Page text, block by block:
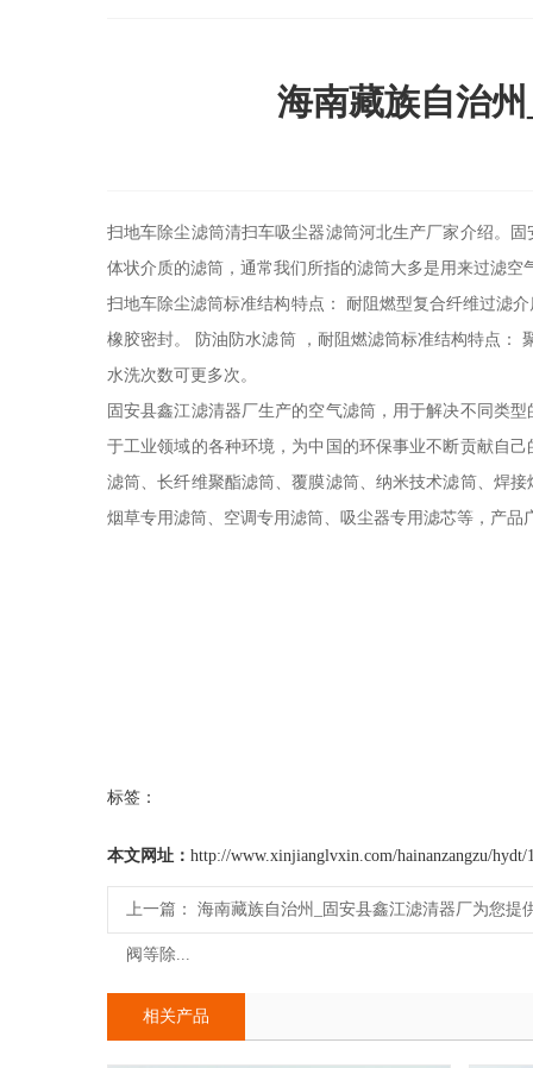
海南藏族自治
扫地车除尘滤筒清扫车吸尘器滤筒河北生产厂家介绍。
体状介质的滤筒，通常我们所指的滤筒大多是用来过滤
扫地车除尘滤筒标准结构特点： 耐阻燃型复合纤维过滤
橡胶密封。 防油防水滤筒 ，耐阻燃滤筒标准结构特点：
水洗次数可更多次。
固安县鑫江滤清器厂生产的空气滤筒，用于解决不同类
于工业领域的各种环境，为中国的环保事业不断贡献自
滤筒、长纤维聚酯滤筒、覆膜滤筒、纳米技术滤筒、焊
烟草专用滤筒、空调专用滤筒、吸尘器专用滤芯等，产
标签：
本文网址： http://www.xinjianglvxin.com/hainanzangzu/hydt/
上一篇： 海南藏族自治州_固安县鑫江滤清器厂为您提
阀等除...
相关产品